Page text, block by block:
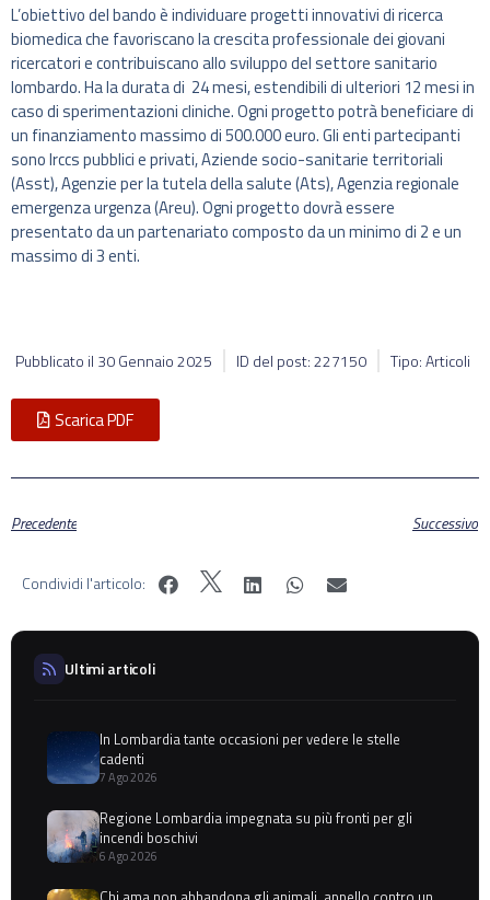
L’obiettivo del bando è individuare progetti innovativi di ricerca
biomedica che favoriscano la crescita professionale dei giovani
ricercatori e contribuiscano allo sviluppo del settore sanitario
lombardo. Ha la durata di 24 mesi, estendibili di ulteriori 12 mesi in
caso di sperimentazioni cliniche. Ogni progetto potrà beneficiare di
un finanziamento massimo di 500.000 euro. Gli enti partecipanti
sono Irccs pubblici e privati, Aziende socio-sanitarie territoriali
(Asst), Agenzie per la tutela della salute (Ats), Agenzia regionale
emergenza urgenza (Areu). Ogni progetto dovrà essere
presentato da un partenariato composto da un minimo di 2 e un
massimo di 3 enti.
Pubblicato il 30 Gennaio 2025 ID del post: 227150 Tipo: Articoli
Scarica PDF
Precedente Successivo
Condividi l'articolo:
Ultimi articoli
In Lombardia tante occasioni per vedere le stelle
cadenti
7 Ago 2026
Regione Lombardia impegnata su più fronti per gli
incendi boschivi
6 Ago 2026